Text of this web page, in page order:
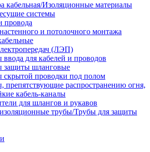
кабельная/Изоляционные материалы
системы
провода
и потолочного монтажа
(ЛЭП)
для кабелей и проводов
защиты шланговые
скрытой проводки под полом
препятствующие распространению огня,
кабель-каналы
для шлангов и рукавов
трубы/Трубы для защиты